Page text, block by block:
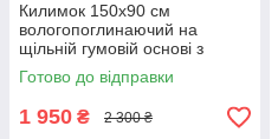
Килимок 150х90 см
вологопоглинаючий на
щільній гумовій основі з
ворсовим покриттям сірий
Готово до відправки
1 950 ₴ 2 300 ₴